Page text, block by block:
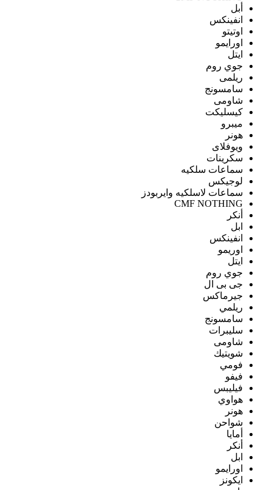
أبل
انفينكس
اوتيتو
اورايمو
ايتل
جوي روم
ريلمى
سامسونج
شاومى
كيسليكت
ميبرو
هونر
ويوفلاى
سكرينات
سماعات سلكيه
لوجيكس
سماعات لاسلكيه وايربودز
CMF NOTHING
أنكر
ابل
انفينكس
اوريمو
ايتل
جوي روم
جى بى ال
جيرماكس
ريلمي
سامسونج
سليبرات
شاومى
شويتيك
فومي
فيفو
فيليبس
هواوي
هونر
شواحن
أمايا
أنكر
ابل
اورايمو
ايكونز